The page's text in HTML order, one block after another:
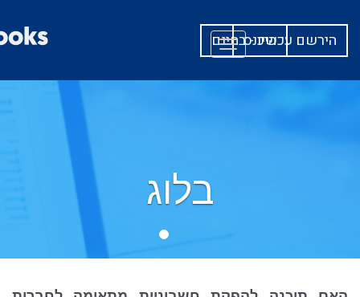
הירשם עכשיו - בחינם
היכנס
Toggle
navigation
בלוג